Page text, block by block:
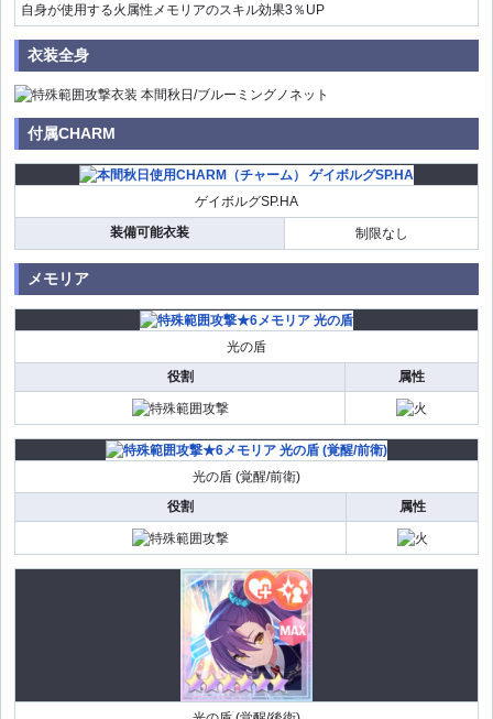
自身が使用する火属性メモリアのスキル効果3％UP
衣装全身
付属CHARM
ゲイボルグSP.HA
装備可能衣装
制限なし
メモリア
光の盾
役割
属性
光の盾 (覚醒/前衛)
役割
属性